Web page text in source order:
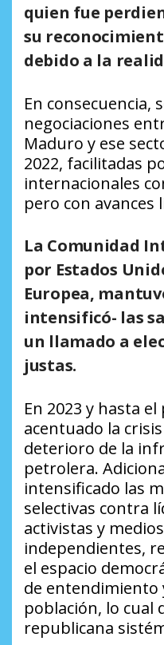
quien fue
su
debido a la
En consecuencia,
negociaciones
Maduro y ese
2022, facilitadas
internacionales
pero con avances
La Comunidad
por Estados
Europea,
intensificó- las
un llamado a
justas.
En 2023 y hasta
acentuado la
deterioro de la
petrolera.
intensificado las
selectivas contra
activistas y
independientes,
el espacio
de entendimiento
población, lo cual
republicana